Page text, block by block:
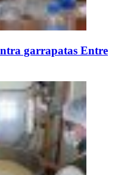
garrapatas Entre